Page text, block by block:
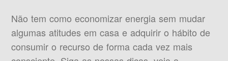
Não tem como economizar energia sem mudar
algumas atitudes em casa e adquirir o hábito de
consumir o recurso de forma cada vez mais